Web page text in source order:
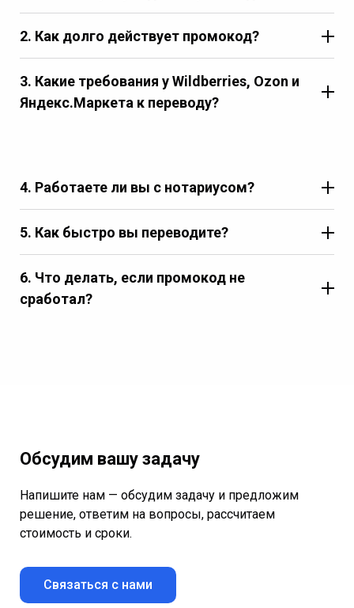
2. Как долго действует промокод?
3. Какие требования у Wildberries, Ozon и
Яндекс.Маркета к переводу?
4. Работаете ли вы с нотариусом?
5. Как быстро вы переводите?
6. Что делать, если промокод не
сработал?
Обсудим вашу задачу
Напишите нам — обсудим задачу и предложим
решение, ответим на вопросы, рассчитаем
стоимость и сроки.
Связаться с нами